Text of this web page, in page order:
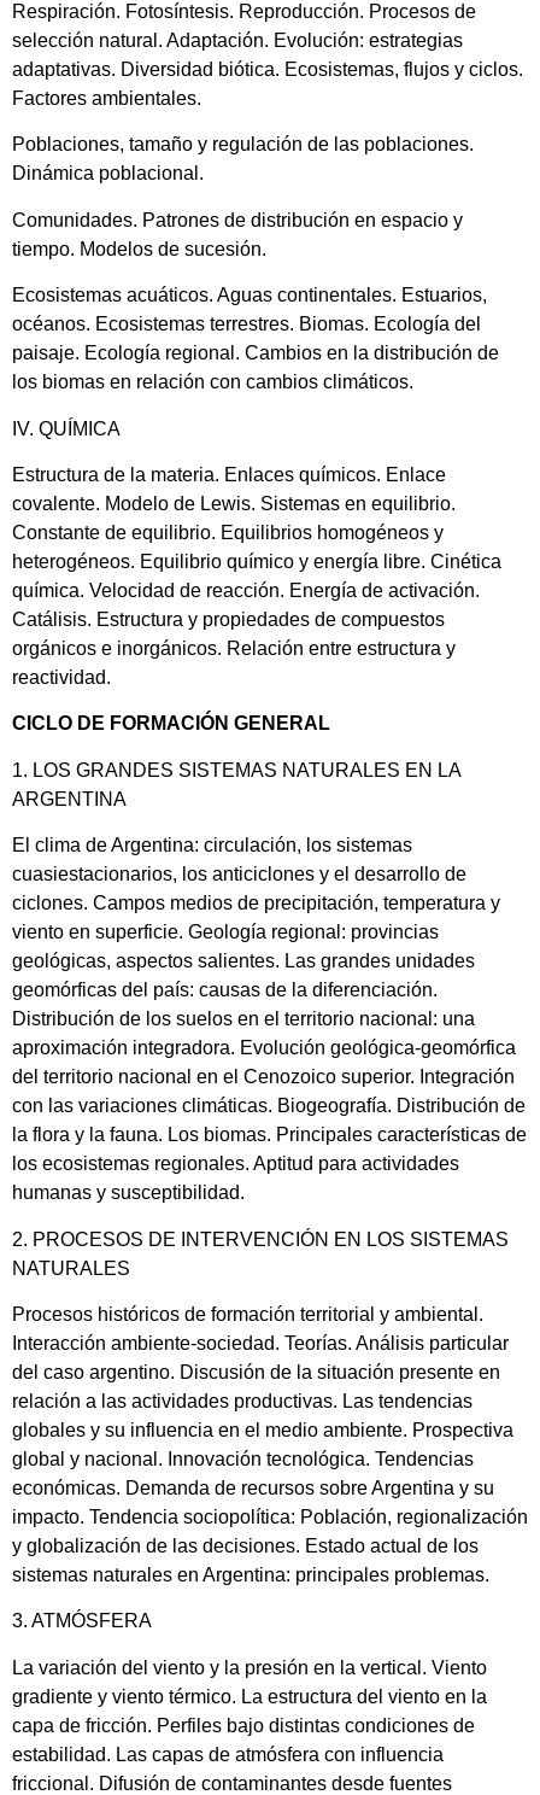
Respiración. Fotosíntesis. Reproducción. Procesos de
selección natural. Adaptación. Evolución: estrategias
adaptativas. Diversidad biótica. Ecosistemas, flujos y ciclos.
Factores ambientales.
Poblaciones, tamaño y regulación de las poblaciones.
Dinámica poblacional.
Comunidades. Patrones de distribución en espacio y
tiempo. Modelos de sucesión.
Ecosistemas acuáticos. Aguas continentales. Estuarios,
océanos. Ecosistemas terrestres. Biomas. Ecología del
paisaje. Ecología regional. Cambios en la distribución de
los biomas en relación con cambios climáticos.
IV. QUÍMICA
Estructura de la materia. Enlaces químicos. Enlace
covalente. Modelo de Lewis. Sistemas en equilibrio.
Constante de equilibrio. Equilibrios homogéneos y
heterogéneos. Equilibrio químico y energía libre. Cinética
química. Velocidad de reacción. Energía de activación.
Catálisis. Estructura y propiedades de compuestos
orgánicos e inorgánicos. Relación entre estructura y
reactividad.
CICLO DE FORMACIÓN GENERAL
1. LOS GRANDES SISTEMAS NATURALES EN LA
ARGENTINA
El clima de Argentina: circulación, los sistemas
cuasiestacionarios, los anticiclones y el desarrollo de
ciclones. Campos medios de precipitación, temperatura y
viento en superficie. Geología regional: provincias
geológicas, aspectos salientes. Las grandes unidades
geomórficas del país: causas de la diferenciación.
Distribución de los suelos en el territorio nacional: una
aproximación integradora. Evolución geológica-geomórfica
del territorio nacional en el Cenozoico superior. Integración
con las variaciones climáticas. Biogeografía. Distribución de
la flora y la fauna. Los biomas. Principales características de
los ecosistemas regionales. Aptitud para actividades
humanas y susceptibilidad.
2. PROCESOS DE INTERVENCIÓN EN LOS SISTEMAS
NATURALES
Procesos históricos de formación territorial y ambiental.
Interacción ambiente-sociedad. Teorías. Análisis particular
del caso argentino. Discusión de la situación presente en
relación a las actividades productivas. Las tendencias
globales y su influencia en el medio ambiente. Prospectiva
global y nacional. Innovación tecnológica. Tendencias
económicas. Demanda de recursos sobre Argentina y su
impacto. Tendencia sociopolítica: Población, regionalización
y globalización de las decisiones. Estado actual de los
sistemas naturales en Argentina: principales problemas.
3. ATMÓSFERA
La variación del viento y la presión en la vertical. Viento
gradiente y viento térmico. La estructura del viento en la
capa de fricción. Perfiles bajo distintas condiciones de
estabilidad. Las capas de atmósfera con influencia
friccional. Difusión de contaminantes desde fuentes